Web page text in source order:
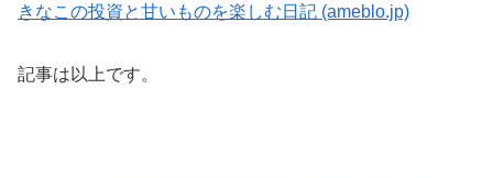
きなこの投資と甘いものを楽しむ日記 (ameblo.jp)
記事は以上です。